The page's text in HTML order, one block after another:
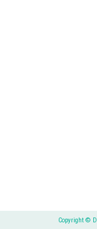
Copyright ©